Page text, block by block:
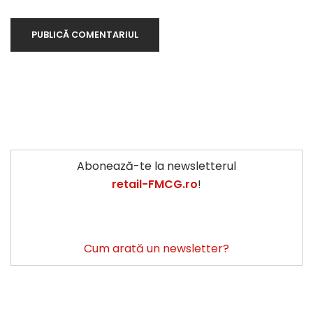
Abonează-te la newsletterul
retail-FMCG.ro!
Cum arată un newsletter?